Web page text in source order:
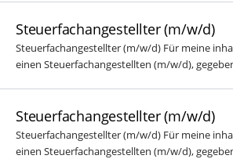
Steuerfachangestellter (m/w/d)
Steuerfachangestellter (m/w/d) Für meine
einen Steuerfachangestellten (m/w/d),
Steuerfachangestellter (m/w/d)
Steuerfachangestellter (m/w/d) Für meine
einen Steuerfachangestellten (m/w/d),